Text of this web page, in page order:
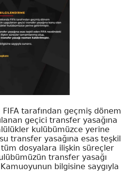
tarafından geçmiş dönem
geçici transfer yasağına
kulübümüzce yerine
transfer yasağına esas teşkil
tüm dosyalara ilişkin süreçler
transfer yasağı
Kamuoyunun bilgisine saygıyla